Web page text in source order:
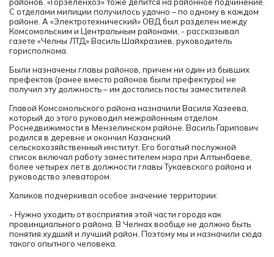
С отделами милиции получилось удачно – по одному в каждом
районе. А «Электротехнический» ОВД был разделен между
Комсомольским и Центральным районами, - рассказывал
газете «Челны ЛТД» Василь Шайхразиев, руководитель
горисполкома.
Были назначены главы районов, причем ни один из бывших
префектов (ранее вместо районов были префектуры) не
получил эту должность – им достались посты заместителей.
Главой Комсомольского района назначили Василя Хазеева,
который до этого руководил межрайонным отделом
Роснедвижимости в Мензелинском районе. Василь Гарипович
родился в деревне и окончил Казанский
сельскохозяйственный институт. Его богатый послужной
список включал работу заместителем мэра при Алтынбаеве,
более четырех лет в должности главы Тукаевского района и
руководство элеватором.
Халиков подчеркивал особое значение территории:
- Нужно уходить от восприятия этой части города как
провинциального района. В Челнах вообще не должно быть
понятия худший и лучший район. Поэтому мы и назначили сюда
такого опытного человека.